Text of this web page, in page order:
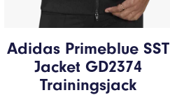
Adidas Primeblue SST
Jacket GD2374
Trainingsjack